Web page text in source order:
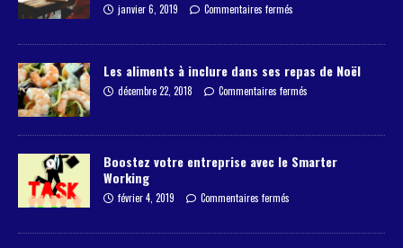
janvier 6, 2019 Commentaires fermés
Les aliments à inclure dans ses repas de Noël
décembre 22, 2018 Commentaires fermés
Boostez votre entreprise avec le Smarter
Working
février 4, 2019 Commentaires fermés